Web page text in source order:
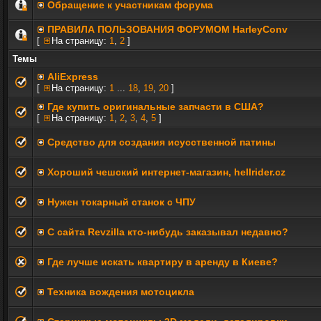
Обращение к участникам форума
ПРАВИЛА ПОЛЬЗОВАНИЯ ФОРУМОМ HarleyConv
[ На страницу: 1, 2 ]
Темы
AliExpress
[ На страницу: 1 ... 18, 19, 20 ]
Где купить оригинальные запчасти в США?
[ На страницу: 1, 2, 3, 4, 5 ]
Средство для создания исусственной патины
Хороший чешский интернет-магазин, hellrider.cz
Нужен токарный станок с ЧПУ
C сайта Revzilla кто-нибудь заказывал недавно?
Где лучше искать квартиру в аренду в Киеве?
Техника вождения мотоцикла